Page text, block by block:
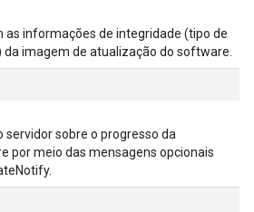
as informações de integridade (tipo de
imagem de atualização do software.
sobre o progresso da
por meio das mensagens opcionais